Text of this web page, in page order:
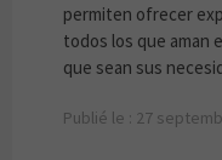
permiten ofrecer
todos los que aman
que sean sus
Publié le : 27